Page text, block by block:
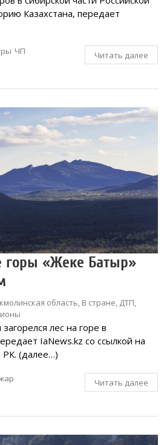
Казахстана, передает
ЧП Читать далее
горы «Жеке Батыр»
область, В стране, ДТП,
лес на горе в
IaNews.kz со ссылкой на
(далее…)
Читать далее